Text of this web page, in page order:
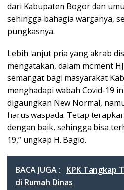
dari Kabupaten Bogor dan
sehingga bahagia warganya,
pungkasnya.
Lebih lanjut pria yang akrab
mengatakan, dalam moment
semangat bagi masyarakat
menghadapi wabah Covid-19
digaungkan New Normal,
harus waspada. Tetap
dengan baik, sehingga bisa
19,” ungkap H. Bagio.
BACA JUGA :
KPK Tangkap
di Rumah Dinas